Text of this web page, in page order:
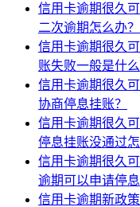
信用卡逾期很久
二次逾期怎么办？
信用卡逾期很久
账失败一般是什么
信用卡逾期很久
协商停息挂账？
信用卡逾期很久
停息挂账没通过怎
信用卡逾期很久
逾期可以申请停息
信用卡逾期新政